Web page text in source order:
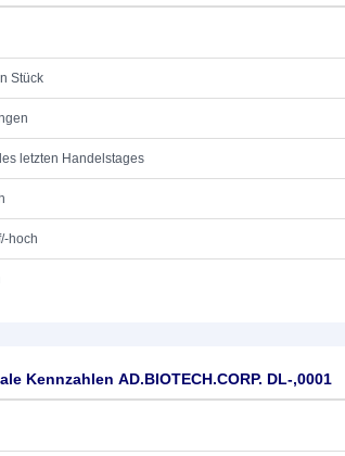
Stück
letzten Handelstages
hoch
Kennzahlen AD.BIOTECH.CORP. DL-,0001